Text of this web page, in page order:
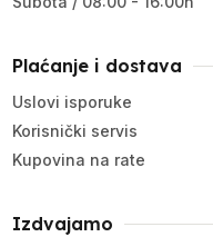
Plaćanje i dostava
Uslovi isporuke
Korisnički servis
Kupovina na rate
Izdvajamo